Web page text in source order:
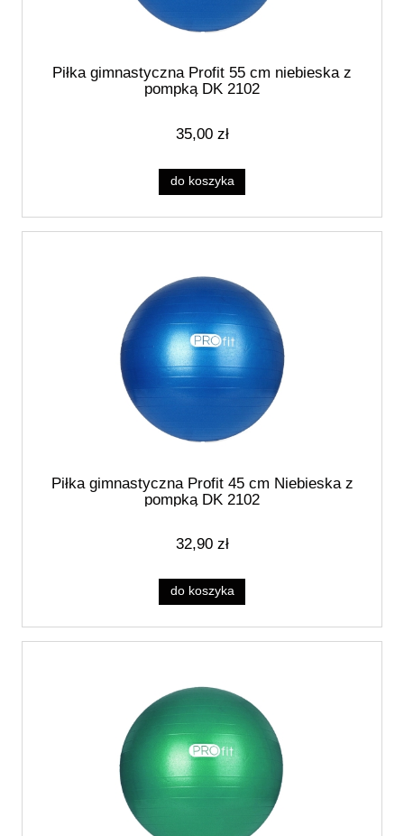
Piłka gimnastyczna Profit 55 cm niebieska z
pompką DK 2102
35,00 zł
do koszyka
Piłka gimnastyczna Profit 45 cm Niebieska z
pompką DK 2102
32,90 zł
do koszyka